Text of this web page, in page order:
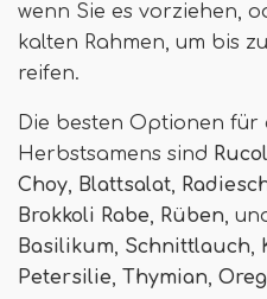
wenn Sie es vorziehen,
kalten Rahmen, um bis
reifen.
Die besten Optionen für
Herbstsamens sind
Choy, Blattsalat,
Brokkoli Rabe, Rüben,
Basilikum, Schnittlauch,
Petersilie, Thymian,